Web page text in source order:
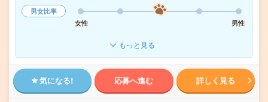
男女比率
女性
男性
もっと見る
気になる! 応募へ進む 詳しく見る